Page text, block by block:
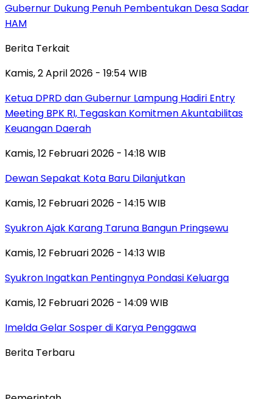
Gubernur Dukung Penuh Pembentukan Desa Sadar
HAM
Berita Terkait
Kamis, 2 April 2026 - 19:54 WIB
Ketua DPRD dan Gubernur Lampung Hadiri Entry
Meeting BPK RI, Tegaskan Komitmen Akuntabilitas
Keuangan Daerah
Kamis, 12 Februari 2026 - 14:18 WIB
Dewan Sepakat Kota Baru Dilanjutkan
Kamis, 12 Februari 2026 - 14:15 WIB
Syukron Ajak Karang Taruna Bangun Pringsewu
Kamis, 12 Februari 2026 - 14:13 WIB
Syukron Ingatkan Pentingnya Pondasi Keluarga
Kamis, 12 Februari 2026 - 14:09 WIB
Imelda Gelar Sosper di Karya Penggawa
Berita Terbaru